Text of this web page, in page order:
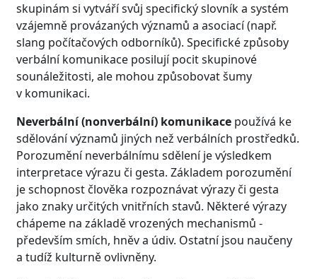
skupinám si vytváří svůj specifický slovník a systém
vzájemně provázaných významů a asociací (např.
slang počítačových odborníků). Specifické způsoby
verbální komunikace posilují pocit skupinové
sounáležitosti, ale mohou způsobovat šumy
v komunikaci.
Neverbální (nonverbální) komunikace používá ke
sdělování významů jiných než verbálních prostředků.
Porozumění neverbálnímu sdělení je výsledkem
interpretace výrazu či gesta. Základem porozumění
je schopnost člověka rozpoznávat výrazy či gesta
jako znaky určitých vnitřních stavů. Některé výrazy
chápeme na základě vrozených mechanismů -
především smích, hněv a údiv. Ostatní jsou naučeny
a tudíž kulturně ovlivněny.